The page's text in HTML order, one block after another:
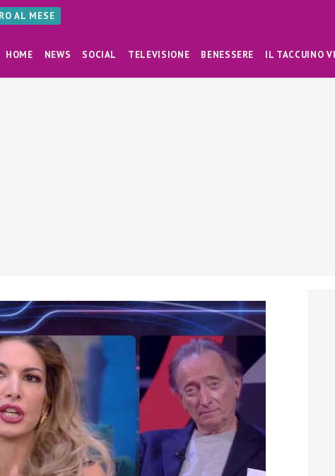
AL MESE
HOME NEWS SOCIAL TELEVISIONE BENESSERE IL TACCUINO